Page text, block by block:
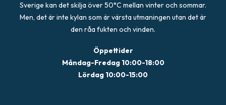
Sverige kan det skilja över 50°C mellan vinter och sommar.
Men, det är inte kylan som är värsta utmaningen utan det är
den råa fukten och vinden.
Öppettider
Måndag-Fredag 10:00-18:00
Lördag 10:00-15:00